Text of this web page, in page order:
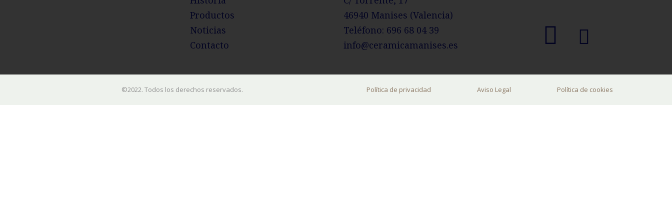
Productos
Noticias
Contacto
46940 Manises (Valencia)
Teléfono: 696 68 04 39
info@ceramicamanises.es
©2022. Todos los derechos reservados. Política de privacidad Aviso Legal Política de cookies